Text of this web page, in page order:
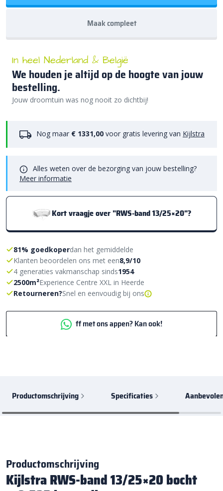
Maak compleet
In heel Nederland & België
We houden je altijd op de hoogte van jouw
bestelling.
Jouw droomtuin was nog nooit zo dichtbij!
Nog maar € 1331,00 voor gratis levering van Kijlstra
Alles weten over de bezorging van jouw bestelling?
Meer informatie
Kort vraagje over "RWS-band 13/25×20"?
81% goedkoperdan het gemiddelde
Klanten beoordelen ons met een8,9/10
4 generaties vakmanschap sinds1954
2500m²Experience Centre XXL in Heerde
Retourneren?Snel en eenvoudig bij ons
ff met ons appen? Kan ook!
Productomschrijving Specificaties
Productomschrijving
Kijlstra RWS-band 13/25×20 bocht